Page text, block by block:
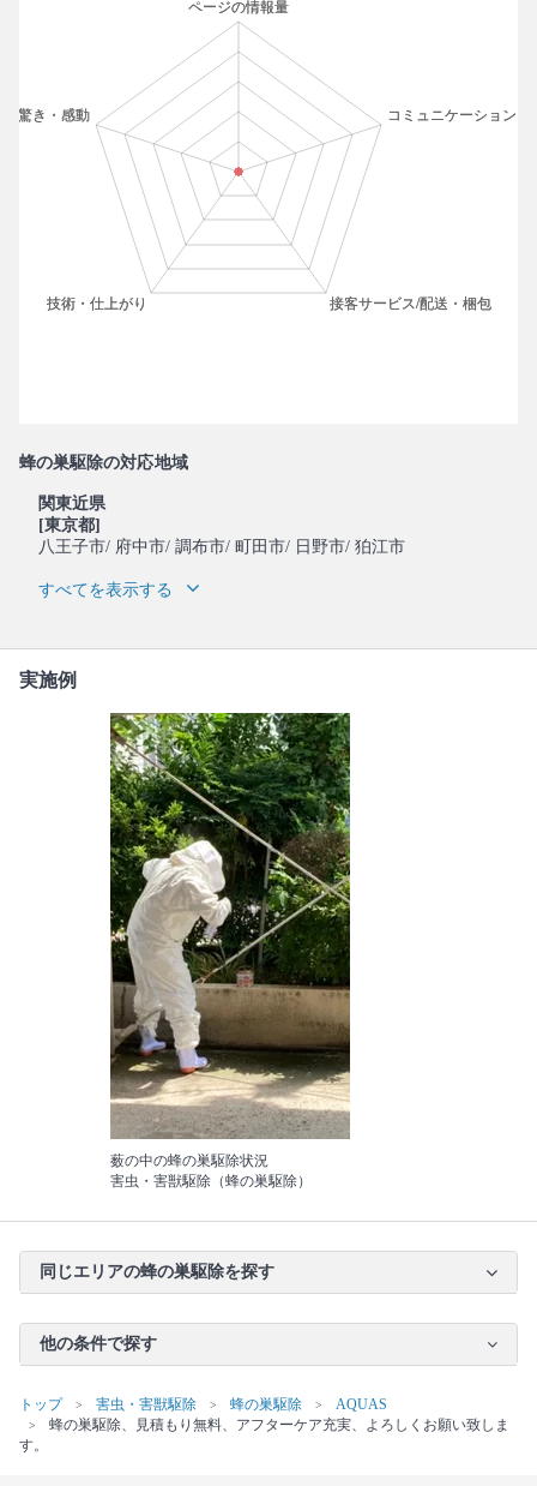
蜂の巣駆除の対応地域
関東近県
[東京都]
八王子市/ 府中市/ 調布市/ 町田市/ 日野市/ 狛江市
すべてを表示する
実施例
薮の中の蜂の巣駆除状況
害虫・害獣駆除（蜂の巣駆除）
同じエリアの蜂の巣駆除を探す
他の条件で探す
トップ 害虫・害獣駆除 蜂の巣駆除
AQUAS
蜂の巣駆除、見積もり無料、アフターケア充実、よろしくお願い致しま
す。